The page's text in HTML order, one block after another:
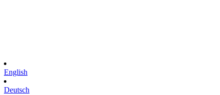
English
Deutsch